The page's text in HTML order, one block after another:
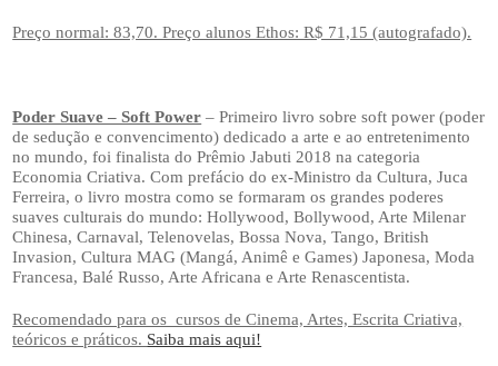
Preço normal: 83,70. Preço alunos Ethos: R$ 71,15 (autografado).
Poder Suave – Soft Power – Primeiro livro sobre soft power (poder
de sedução e convencimento) dedicado a arte e ao entretenimento
no mundo, foi finalista do Prêmio Jabuti 2018 na categoria
Economia Criativa. Com prefácio do ex-Ministro da Cultura, Juca
Ferreira, o livro mostra como se formaram os grandes poderes
suaves culturais do mundo: Hollywood, Bollywood, Arte Milenar
Chinesa, Carnaval, Telenovelas, Bossa Nova, Tango, British
Invasion, Cultura MAG (Mangá, Animê e Games) Japonesa, Moda
Francesa, Balé Russo, Arte Africana e Arte Renascentista.
Recomendado para os cursos de Cinema, Artes, Escrita Criativa,
teóricos e práticos. Saiba mais aqui!